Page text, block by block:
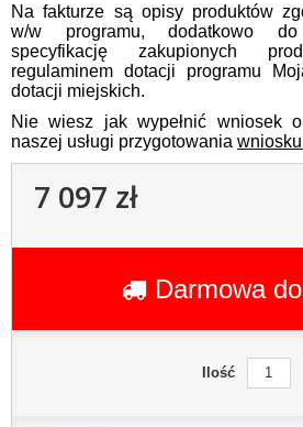
Na fakturze są opisy produktów
w/w programu, dodatkowo do
specyfikację zakupionych
regulaminem dotacji programu
dotacji miejskich.
Nie wiesz jak wypełnić wniosek
naszej usługi przygotowania
7 097 zł
Darmowa
Ilość